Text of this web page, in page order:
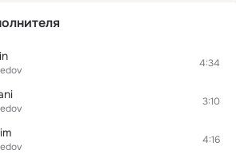
4:34
3:10
4:16